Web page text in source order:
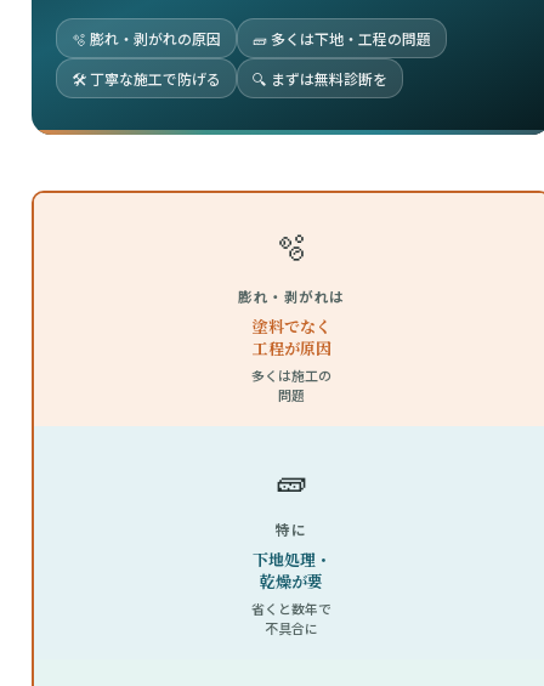
🫧 膨れ・剥がれの原因
🧱 多くは下地・工程の問題
🛠 丁寧な施工で防げる
🔍 まずは無料診断を
🫧
膨れ・剥がれは
塗料でなく
工程が原因
多くは施工の
問題
🧱
特に
下地処理・
乾燥が要
省くと数年で
不具合に